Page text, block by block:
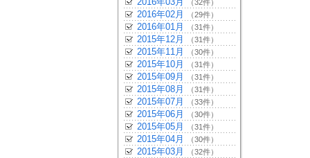
（32件）
2016年02月 （29件）
2016年01月 （31件）
2015年12月 （31件）
2015年11月 （30件）
2015年10月 （31件）
2015年09月 （31件）
2015年08月 （31件）
2015年07月 （33件）
2015年06月 （30件）
2015年05月 （31件）
2015年04月 （30件）
2015年03月 （32件）